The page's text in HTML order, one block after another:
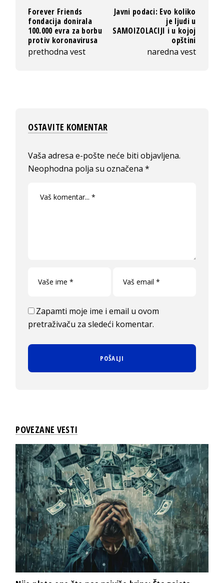
Forever Friends
fondacija donirala
100.000 evra za borbu
protiv koronavirusa
prethodna vest
Javni podaci: Evo koliko
je ljudi u
SAMOIZOLACIJI i u kojoj
opštini
naredna vest
OSTAVITE KOMENTAR
Vaša adresa e-pošte neće biti objavljena.
Neophodna polja su označena*
Zapamti moje ime i email u ovom
pretraživaču za sledeći komentar.
POVEZANE VESTI